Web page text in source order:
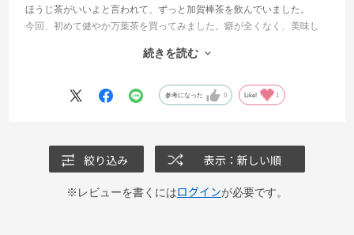
ほうじ茶がいいよと言われて、ずっと加賀棒茶を飲んでいました。
今回、初めて健やか万葉茶を買ってみました。癖が全くなく、美味し
続きを読む
参考になった 0 Like! 1
絞り込み 表示：新しい順
※レビューを書くにはログインが必要です。